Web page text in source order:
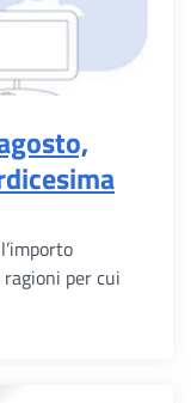
per cui